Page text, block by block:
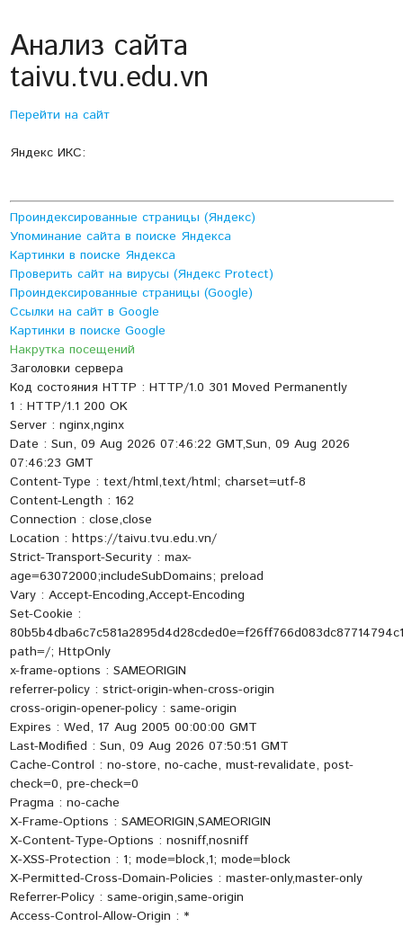
Анализ сайта
taivu.tvu.edu.vn
Перейти на сайт
Яндекс ИКС:
Проиндексированные страницы (Яндекс)
Упоминание сайта в поиске Яндекса
Картинки в поиске Яндекса
Проверить сайт на вирусы (Яндекс Protect)
Проиндексированные страницы (Google)
Ссылки на сайт в Google
Картинки в поиске Google
Накрутка посещений
Заголовки сервера
Код состояния HTTP : HTTP/1.0 301 Moved Permanently
1 : HTTP/1.1 200 OK
Server : nginx,nginx
Date : Sun, 09 Aug 2026 07:46:22 GMT,Sun, 09 Aug 2026
07:46:23 GMT
Content-Type : text/html,text/html; charset=utf-8
Content-Length : 162
Connection : close,close
Location : https://taivu.tvu.edu.vn/
Strict-Transport-Security : max-
age=63072000;includeSubDomains; preload
Vary : Accept-Encoding,Accept-Encoding
Set-Cookie :
path=/; HttpOnly
x-frame-options : SAMEORIGIN
referrer-policy : strict-origin-when-cross-origin
cross-origin-opener-policy : same-origin
Expires : Wed, 17 Aug 2005 00:00:00 GMT
Last-Modified : Sun, 09 Aug 2026 07:50:51 GMT
Cache-Control : no-store, no-cache, must-revalidate, post-
check=0, pre-check=0
Pragma : no-cache
X-Frame-Options : SAMEORIGIN,SAMEORIGIN
X-Content-Type-Options : nosniff,nosniff
X-XSS-Protection : 1; mode=block,1; mode=block
X-Permitted-Cross-Domain-Policies : master-only,master-only
Referrer-Policy : same-origin,same-origin
Access-Control-Allow-Origin : *